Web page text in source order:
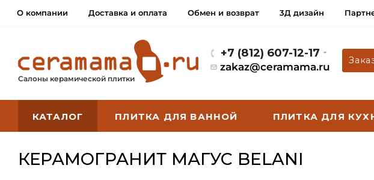
О компании Доставка и оплата Обмен и возврат 3Д дизайн
Салоны керамической плитки
+7 (812) 607-12-17
zakaz@ceramama.ru
КАТАЛОГ ПЛИТКА ДЛЯ ВАННОЙ ПЛИТКА ДЛЯ
КЕРАМОГРАНИТ МАГУС BELANI